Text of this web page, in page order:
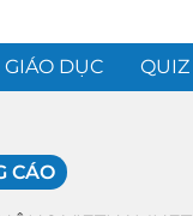
GIÁO DỤC QUIZ
CÁO